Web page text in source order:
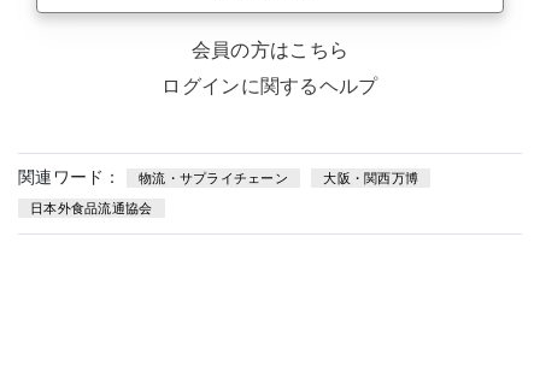
会員の方はこちら
ログインに関するヘルプ
関連ワード： 物流・サプライチェーン 大阪・関西万博
日本外食品流通協会